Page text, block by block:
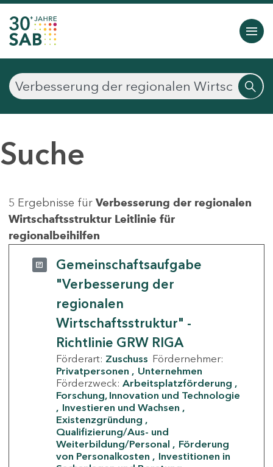
Suche
5 Ergebnisse für Verbesserung der regionalen
Wirtschaftsstruktur Leitlinie für
regionalbeihilfen
Gemeinschaftsaufgabe
"Verbesserung der
regionalen
Wirtschaftsstruktur" -
Richtlinie GRW RIGA
Förderart: Zuschuss Fördernehmer:
Privatpersonen
Unternehmen
Förderzweck: Arbeitsplatzförderung
Forschung, Innovation und Technologie
Investieren und Wachsen
Existenzgründung
Qualifizierung/Aus- und
Weiterbildung/Personal
Förderung
von Personalkosten
Investitionen in